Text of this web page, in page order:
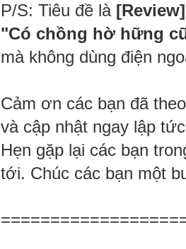
P/S: Tiêu đề là
"Có chồng hờ hững
mà không dùng điện
Cảm ơn các bạn đã
và cập nhật ngay lập
Hẹn gặp lại các bạn
tới. Chúc các bạn một